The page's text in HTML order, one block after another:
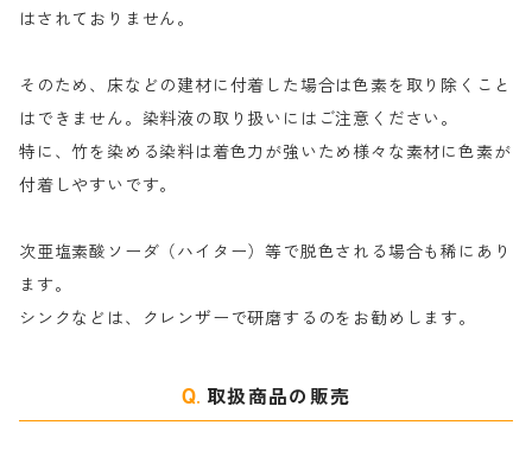
ナ行
ハ行
マ行
粉末顔料
綿・麻を染める染料
絹・羊毛を染める染料
はされておりません。
そのため、床などの建材に付着した場合は色素を取り除くこと
はできません。染料液の取り扱いにはご注意ください。
特に、竹を染める染料は着色力が強いため様々な素材に色素が
付着しやすいです。
次亜塩素酸ソーダ（ハイター）等で脱色される場合も稀にあり
ます。
シンクなどは、クレンザーで研磨するのをお勧めします。
取扱商品の販売